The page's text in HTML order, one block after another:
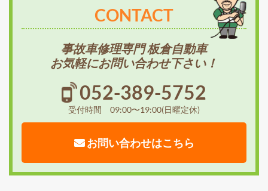
CONTACT
事故車修理専門 板倉自動車
お気軽にお問い合わせ下さい！
052-389-5752
受付時間 09:00〜19:00(日曜定休)
お問い合わせはこちら